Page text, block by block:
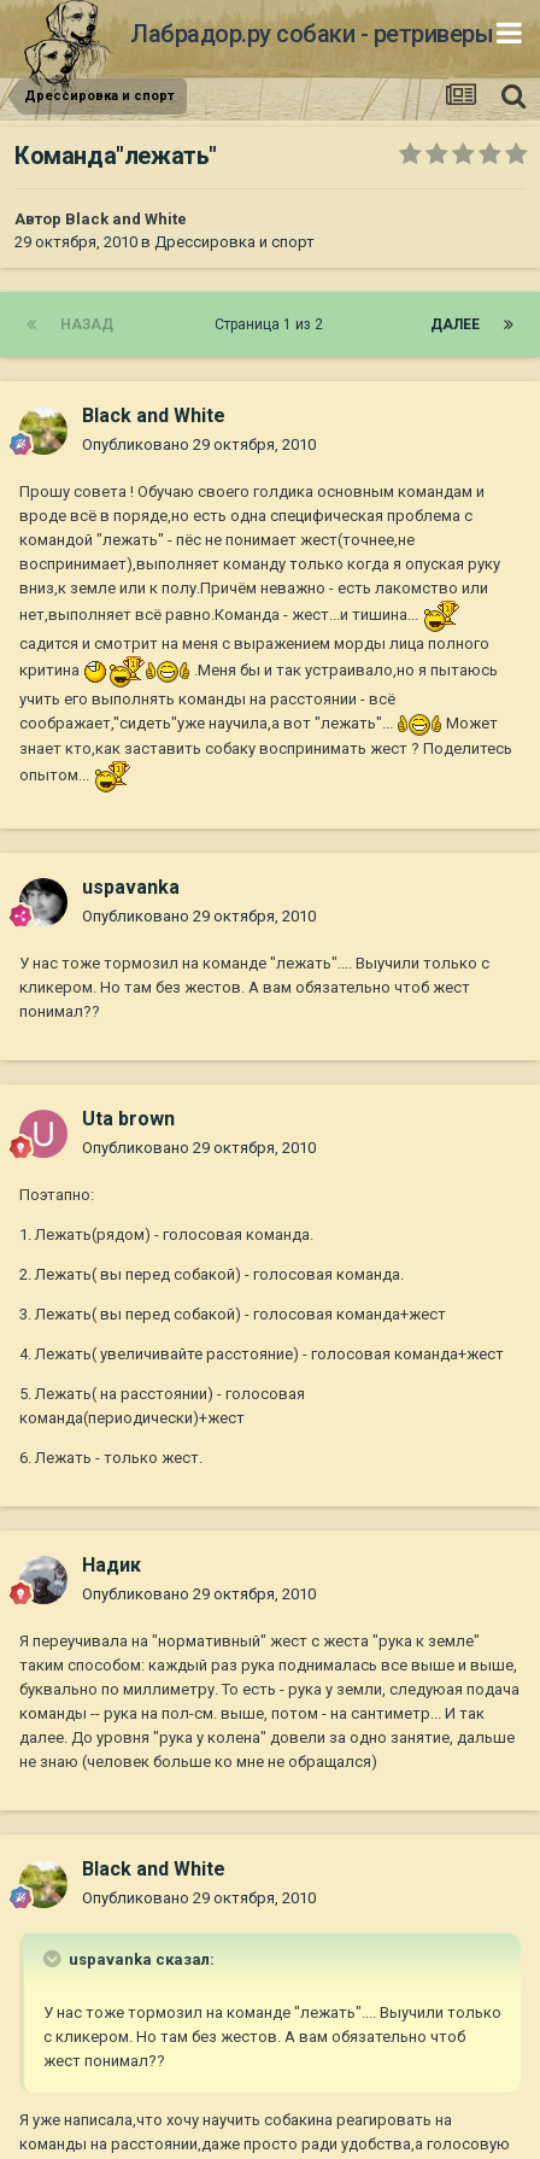
Лабрадор.ру собаки - ретриверы
Дрессировка и спорт
Команда"лежать"
Автор Black and White
29 октября, 2010 в Дрессировка и спорт
НАЗАД ДАЛЕЕ
Страница 1 из 2
Black and White
Опубликовано 29 октября, 2010
Прошу совета ! Обучаю своего голдика основным командам и
вроде всё в поряде,но есть одна специфическая проблема с
командой "лежать" - пёс не понимает жест(точнее,не
воспринимает),выполняет команду только когда я опуская руку
вниз,к земле или к полу.Причём неважно - есть лакомство или
нет,выполняет всё равно.Команда - жест...и тишина...
садится и смотрит на меня с выражением морды лица полного
критина
.Меня бы и так устраивало,но я пытаюсь
учить его выполнять команды на расстоянии - всё
соображает,"сидеть"уже научила,а вот "лежать"...
Может
знает кто,как заставить собаку воспринимать жест ? Поделитесь
опытом...
uspavanka
Опубликовано 29 октября, 2010
У нас тоже тормозил на команде "лежать".... Выучили только с
кликером. Но там без жестов. А вам обязательно чтоб жест
понимал??
Uta brown
Опубликовано 29 октября, 2010
Поэтапно:
1. Лежать(рядом) - голосовая команда.
2. Лежать( вы перед собакой) - голосовая команда.
3. Лежать( вы перед собакой) - голосовая команда+жест
4. Лежать( увеличивайте расстояние) - голосовая команда+жест
5. Лежать( на расстоянии) - голосовая
команда(периодически)+жест
6. Лежать - только жест.
Надик
Опубликовано 29 октября, 2010
Я переучивала на "нормативный" жест с жеста "рука к земле"
таким способом: каждый раз рука поднималась все выше и выше,
буквально по миллиметру. То есть - рука у земли, следуюая подача
команды -- рука на пол-см. выше, потом - на сантиметр... И так
далее. До уровня "рука у колена" довели за одно занятие, дальше
не знаю (человек больше ко мне не обращался)
Black and White
Опубликовано 29 октября, 2010
uspavanka сказал:
У нас тоже тормозил на команде "лежать".... Выучили только
с кликером. Но там без жестов. А вам обязательно чтоб
жест понимал??
Я уже написала,что хочу научить собакина реагировать на
команды на расстоянии,даже просто ради удобства,а голосовую